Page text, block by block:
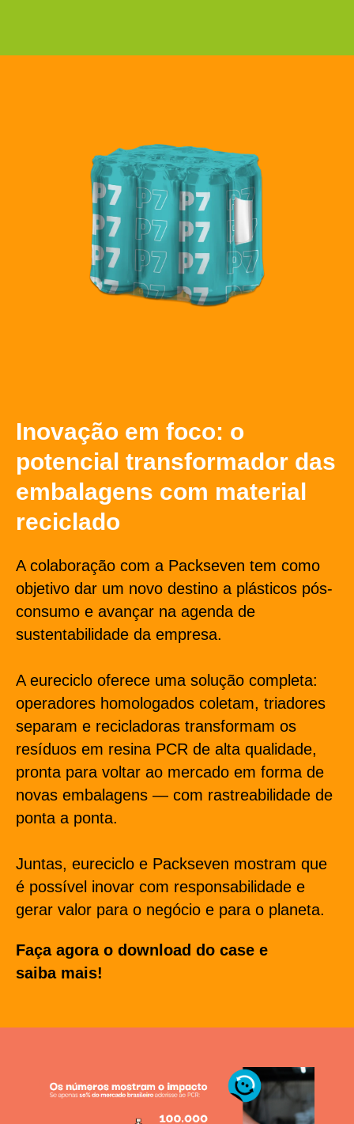
Inovação em foco: o
potencial transformador das
embalagens com material
reciclado
A colaboração com a Packseven tem como
objetivo dar um novo destino a plásticos pós-
consumo e avançar na agenda de
sustentabilidade da empresa.
A eureciclo oferece uma solução completa:
operadores homologados coletam, triadores
separam e recicladoras transformam os
resíduos em resina PCR de alta qualidade,
pronta para voltar ao mercado em forma de
novas embalagens — com rastreabilidade de
ponta a ponta.
Juntas, eureciclo e Packseven mostram que
é possível inovar com responsabilidade e
gerar valor para o negócio e para o planeta.
Faça agora o download do case e
saiba mais!